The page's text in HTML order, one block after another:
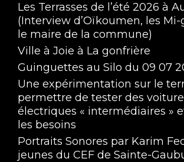
Les Terrasses de l’été 2026 à
(Interview d’Oïkoumen, les
le maire de la commune)
Ville à Joie à La gonfrière
Guinguettes au Silo du 09 07
Une expérimentation sur le
permettre de tester des
électriques « intermédiaires »
les besoins
Portraits Sonores par Karim
jeunes du CEF de Sainte-